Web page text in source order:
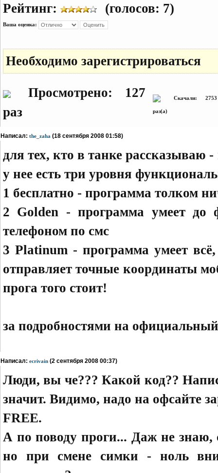
Рейтинг: (голосов: 7)
Ваша оценка:
Необходимо зарегистрироваться
Просмотрено: 127
раз
Скачали: 2753
раз(а)
Написал: the_zaha (18 сентября 2008 01:58)
для тех, кто в танке рассказываю
у нее есть три уровня
1 бесплатно - программа толком
2 Golden - программа умеет до
телефоном по смс
3 Platinum - программа умеет
отправляет точные координаты
прога того стоит!
за подробностями на
Написал: ecrivain (2 сентября 2008 00:37)
Люди, вы че??? Какой код??
значит. Видимо, надо на офсайте
FREE.
А по поводу проги... Даж не знаю,
но при смене симки - ноль